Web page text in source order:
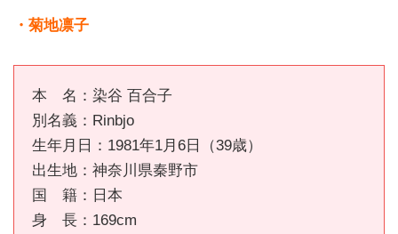
・菊地凛子
本 名：染谷 百合子
別名義：Rinbjo
生年月日：1981年1月6日（39歳）
出生地：神奈川県秦野市
国 籍：日本
身 長：169cm